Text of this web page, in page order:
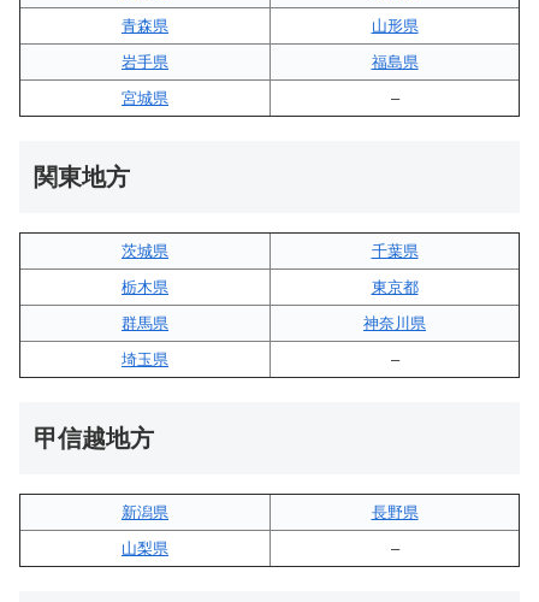
青森県
山形県
岩手県
福島県
宮城県
–
関東地方
茨城県
千葉県
栃木県
東京都
群馬県
神奈川県
埼玉県
–
甲信越地方
新潟県
長野県
山梨県
–